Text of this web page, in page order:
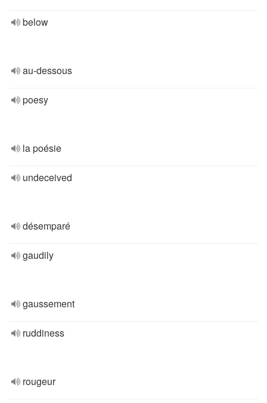
below
au-dessous
poesy
la poésie
undeceived
désemparé
gaudily
gaussement
ruddiness
rougeur